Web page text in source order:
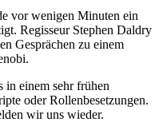
vor wenigen Minuten ein
Regisseur Stephen Daldry
Gesprächen zu einem
einem sehr frühen
oder Rollenbesetzungen.
wir uns wieder.